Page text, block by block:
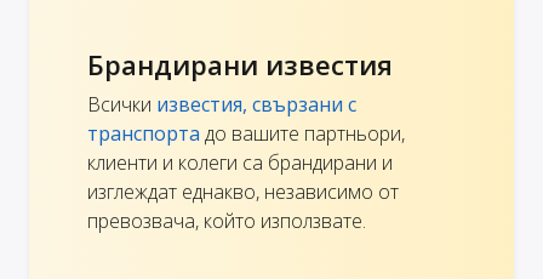
Брандирани известия
Всички известия, свързани с
транспорта до вашите партньори,
клиенти и колеги са брандирани и
изглеждат еднакво, независимо от
превозвача, който използвате.